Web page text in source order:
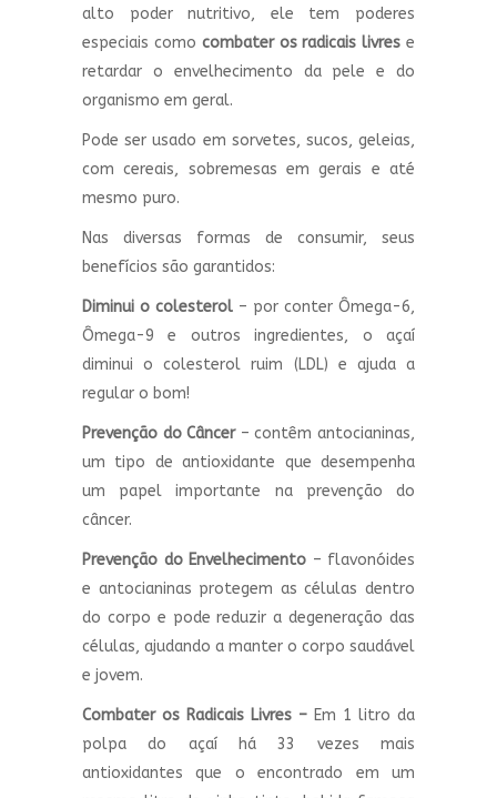
alto poder nutritivo, ele tem poderes
especiais como combater os radicais livres e
retardar o envelhecimento da pele e do
organismo em geral.
Pode ser usado em sorvetes, sucos, geleias,
com cereais, sobremesas em gerais e até
mesmo puro.
Nas diversas formas de consumir, seus
benefícios são garantidos:
Diminui o colesterol – por conter Ômega-6,
Ômega-9 e outros ingredientes, o açaí
diminui o colesterol ruim (LDL) e ajuda a
regular o bom!
Prevenção do Câncer– contêm antocianinas,
um tipo de antioxidante que desempenha
um papel importante na prevenção do
câncer.
Prevenção do Envelhecimento – flavonóides
e antocianinas protegem as células dentro
do corpo e pode reduzir a degeneração das
células, ajudando a manter o corpo saudável
e jovem.
Combater os Radicais Livres – Em 1 litro da
polpa do açaí há 33 vezes mais
antioxidantes que o encontrado em um